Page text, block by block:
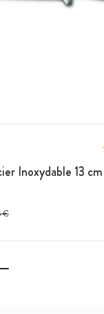
Inoxydable 13
réduction :
€